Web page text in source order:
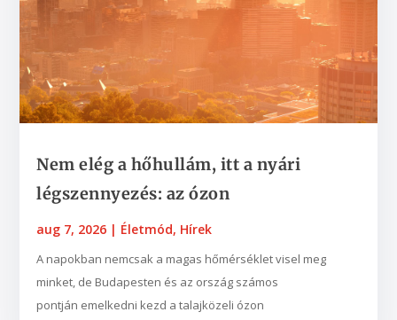
Nem elég a hőhullám, itt a nyári
légszennyezés: az ózon
aug 7, 2026 | Életmód, Hírek
A napokban nemcsak a magas hőmérséklet visel meg
minket, de Budapesten és az ország számos
pontján emelkedni kezd a talajközeli ózon